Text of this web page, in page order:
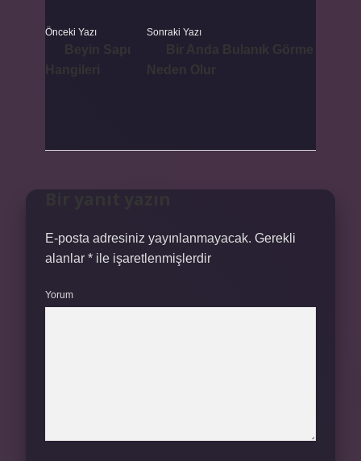
Önceki Yazı Sonraki Yazı
E-posta adresiniz yayınlanmayacak. Gerekli
alanlar * ile işaretlenmişlerdir
Yorum